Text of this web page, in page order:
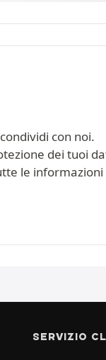
con noi.
dei tuoi
le
SERVIZIO